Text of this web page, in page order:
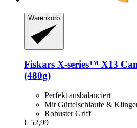
Warenkorb
Fiskars X-​series™ X13
(480g)
Perfekt ausbalanciert
Mit Gürtelschlaufe &
Robuster Griff
€ 52,99